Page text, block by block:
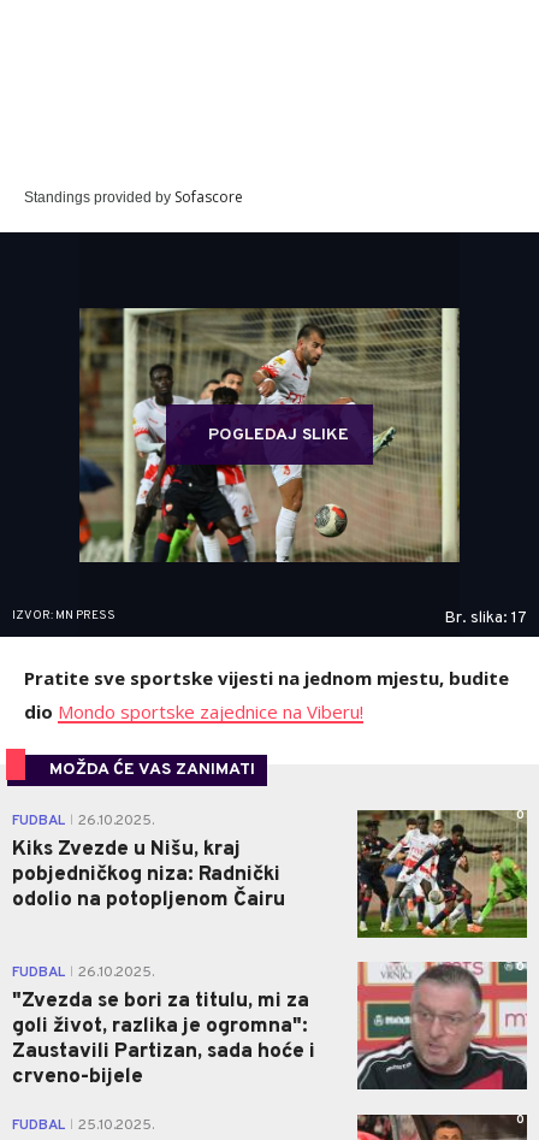
Standings provided by Sofascore
POGLEDAJ SLIKE
IZVOR: MN PRESS Br. slika: 17
Pratite sve sportske vijesti na jednom mjestu, budite
dio Mondo sportske zajednice na Viberu!
MOŽDA ĆE VAS ZANIMATI
FUDBAL 26.10.2025.
Kiks Zvezde u Nišu, kraj
pobjedničkog niza: Radnički
odolio na potopljenom Čairu
0
FUDBAL 26.10.2025.
"Zvezda se bori za titulu, mi za
goli život, razlika je ogromna":
Zaustavili Partizan, sada hoće i
crveno-bijele
0
FUDBAL 25.10.2025. 0